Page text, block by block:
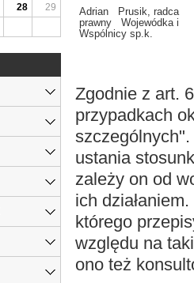
Adrian Prusik, radca
prawny Wojewódka i
Wspólnicy sp.k.
Zgodnie z art.
przypadkach
ustania
zależy on od
ich
którego
względu na
ono też
28
29